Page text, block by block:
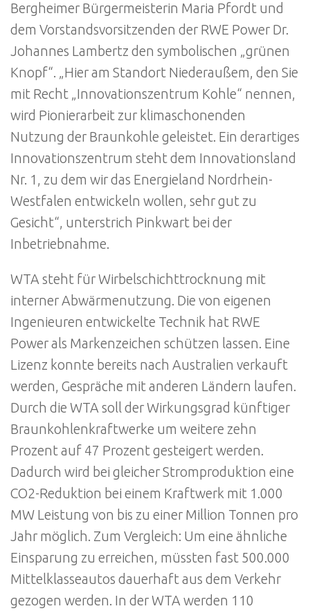
Bergheimer Bürgermeisterin Maria Pfordt und
dem Vorstandsvorsitzenden der RWE Power Dr.
Johannes Lambertz den symbolischen „grünen
Knopf“. „Hier am Standort Niederaußem, den Sie
mit Recht „Innovationszentrum Kohle“ nennen,
wird Pionierarbeit zur klimaschonenden
Nutzung der Braunkohle geleistet. Ein derartiges
Innovationszentrum steht dem Innovationsland
Nr. 1, zu dem wir das Energieland Nordrhein-
Westfalen entwickeln wollen, sehr gut zu
Gesicht“, unterstrich Pinkwart bei der
Inbetriebnahme.
WTA steht für Wirbelschichttrocknung mit
interner Abwärmenutzung. Die von eigenen
Ingenieuren entwickelte Technik hat RWE
Power als Markenzeichen schützen lassen. Eine
Lizenz konnte bereits nach Australien verkauft
werden, Gespräche mit anderen Ländern laufen.
Durch die WTA soll der Wirkungsgrad künftiger
Braunkohlenkraftwerke um weitere zehn
Prozent auf 47 Prozent gesteigert werden.
Dadurch wird bei gleicher Stromproduktion eine
CO2-Reduktion bei einem Kraftwerk mit 1.000
MW Leistung von bis zu einer Million Tonnen pro
Jahr möglich. Zum Vergleich: Um eine ähnliche
Einsparung zu erreichen, müssten fast 500.000
Mittelklasseautos dauerhaft aus dem Verkehr
gezogen werden. In der WTA werden 110